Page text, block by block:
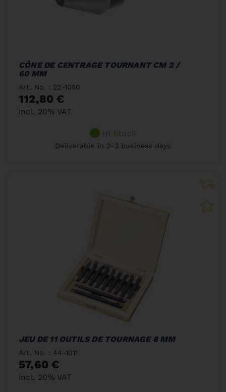
CÔNE DE CENTRAGE TOURNANT CM 2 /
60 MM
Art. No. : 22-1050
112,80 €
incl. 20% VAT
In Stock
Deliverable in 2-3 business days
JEU DE 11 OUTILS DE TOURNAGE 8 MM
Art. No. : 44-1011
57,60 €
incl. 20% VAT